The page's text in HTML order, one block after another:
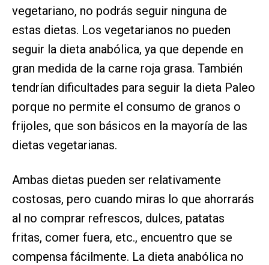
vegetariano, no podrás seguir ninguna de
estas dietas. Los vegetarianos no pueden
seguir la dieta anabólica, ya que depende en
gran medida de la carne roja grasa. También
tendrían dificultades para seguir la dieta Paleo
porque no permite el consumo de granos o
frijoles, que son básicos en la mayoría de las
dietas vegetarianas.
Ambas dietas pueden ser relativamente
costosas, pero cuando miras lo que ahorrarás
al no comprar refrescos, dulces, patatas
fritas, comer fuera, etc., encuentro que se
compensa fácilmente. La dieta anabólica no